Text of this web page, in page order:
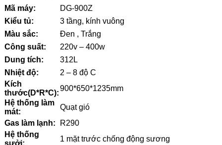
Mã máy:
DG-900Z
Kiểu tủ:
3 tầng, kính vuông
Màu sắc:
Đen , Trắng
Công suất:
220v – 400w
Dung tích:
312L
Nhiệt độ:
2 – 8 độ C
Kích
thước(D*R*C):
900*650*1235mm
Hệ thống làm
mát:
Quạt gió
Gas làm lạnh:
R290
Hệ thống
sưởi:
1 mặt trước chống động sương